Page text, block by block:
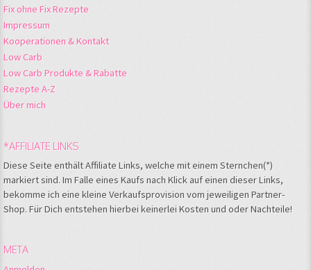
Fix ohne Fix Rezepte
Impressum
Kooperationen & Kontakt
Low Carb
Low Carb Produkte & Rabatte
Rezepte A-Z
Über mich
*AFFILIATE LINKS
Diese Seite enthält Affiliate Links, welche mit einem Sternchen(*)
markiert sind. Im Falle eines Kaufs nach Klick auf einen dieser Links,
bekomme ich eine kleine Verkaufsprovision vom jeweiligen Partner-
Shop. Für Dich entstehen hierbei keinerlei Kosten und oder Nachteile!
META